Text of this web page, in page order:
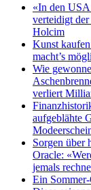
«In den USA
verteidigt
Holcim
Kunst
macht’s
Wie
verliert
aufgeblähte
Sorgen über
Oracle:
jemals
Ein